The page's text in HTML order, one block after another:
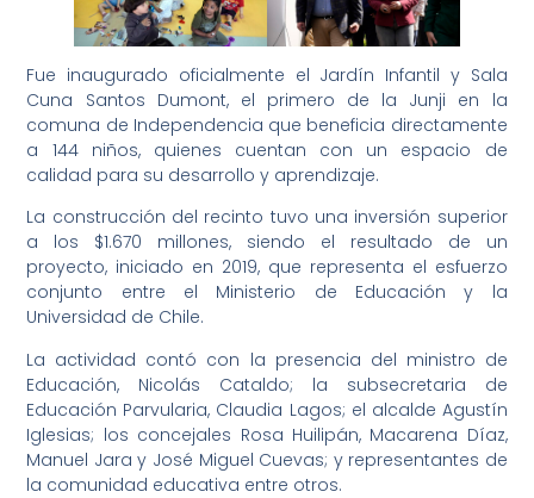
Fue inaugurado oficialmente el Jardín Infantil y Sala
Cuna Santos Dumont, el primero de la Junji en la
comuna de Independencia que beneficia directamente
a 144 niños, quienes cuentan con un espacio de
calidad para su desarrollo y aprendizaje.
La construcción del recinto tuvo una inversión superior
a los $1.670 millones, siendo el resultado de un
proyecto, iniciado en 2019, que representa el esfuerzo
conjunto entre el Ministerio de Educación y la
Universidad de Chile.
La actividad contó con la presencia del ministro de
Educación, Nicolás Cataldo; la subsecretaria de
Educación Parvularia, Claudia Lagos; el alcalde Agustín
Iglesias; los concejales Rosa Huilipán, Macarena Díaz,
Manuel Jara y José Miguel Cuevas; y representantes de
la comunidad educativa entre otros.